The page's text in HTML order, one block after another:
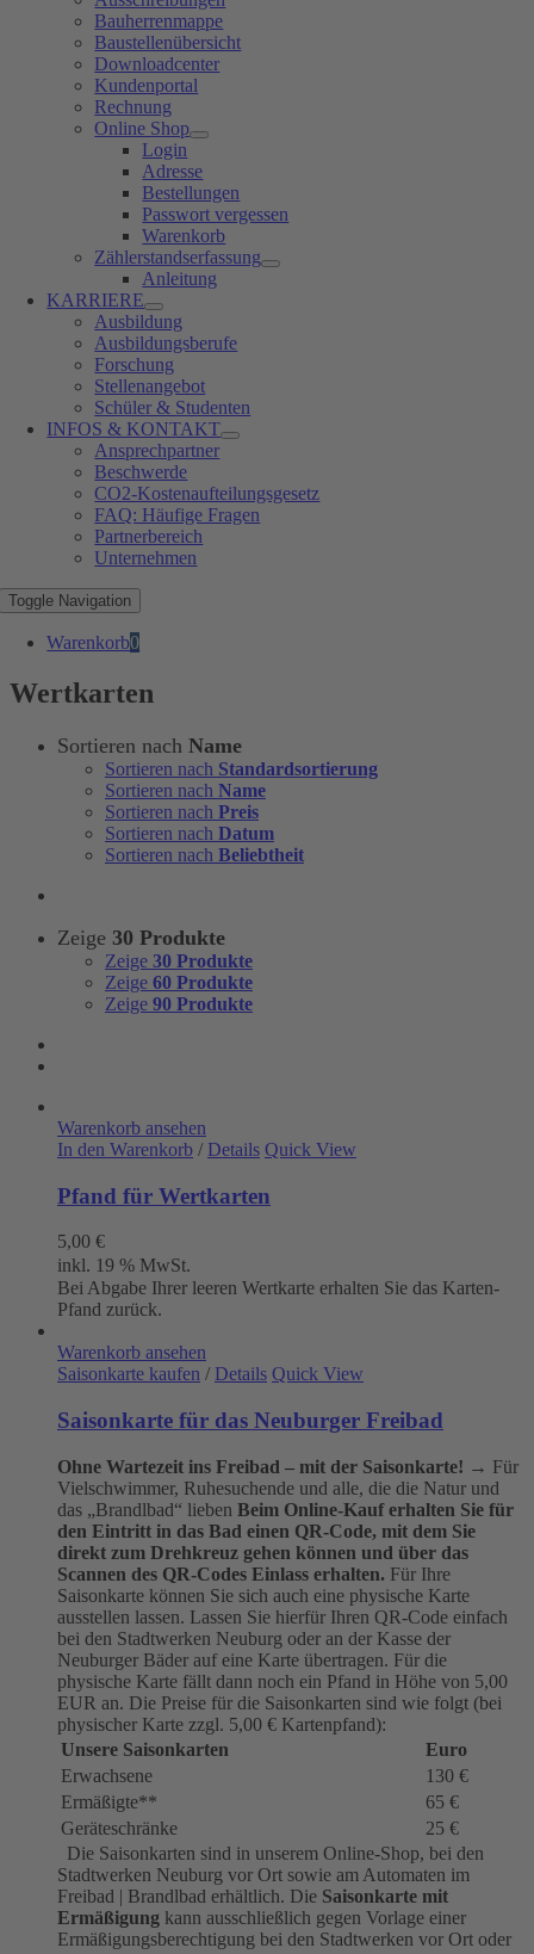
Bauherrenmappe
Baustellenübersicht
Downloadcenter
Kundenportal
Rechnung
Online Shop
Login
Adresse
Bestellungen
Passwort vergessen
Warenkorb
Zählerstandserfassung
Anleitung
KARRIERE
Ausbildung
Ausbildungsberufe
Forschung
Stellenangebot
Schüler & Studenten
INFOS & KONTAKT
Ansprechpartner
Beschwerde
CO2-Kostenaufteilungsgesetz
FAQ: Häufige Fragen
Partnerbereich
Unternehmen
Toggle Navigation
Warenkorb0
Wertkarten
Sortieren nach Name
Sortieren nach Standardsortierung
Sortieren nach Name
Sortieren nach Preis
Sortieren nach Datum
Sortieren nach Beliebtheit
Zeige 30 Produkte
Zeige 30 Produkte
Zeige 60 Produkte
Zeige 90 Produkte
Warenkorb ansehen
In den Warenkorb / Details Quick View
Pfand für Wertkarten
5,00 €
inkl. 19 % MwSt.
Bei Abgabe Ihrer leeren Wertkarte erhalten Sie das Karten-
Pfand zurück.
Warenkorb ansehen
Saisonkarte kaufen / Details Quick View
Saisonkarte für das Neuburger Freibad
Ohne Wartezeit ins Freibad – mit der Saisonkarte! → Für
Vielschwimmer, Ruhesuchende und alle, die die Natur und
das „Brandlbad“ lieben Beim Online-Kauf erhalten Sie für
den Eintritt in das Bad einen QR-Code, mit dem Sie
direkt zum Drehkreuz gehen können und über das
Scannen des QR-Codes Einlass erhalten. Für Ihre
Saisonkarte können Sie sich auch eine physische Karte
ausstellen lassen. Lassen Sie hierfür Ihren QR-Code einfach
bei den Stadtwerken Neuburg oder an der Kasse der
Neuburger Bäder auf eine Karte übertragen. Für die
physische Karte fällt dann noch ein Pfand in Höhe von 5,00
EUR an. Die Preise für die Saisonkarten sind wie folgt (bei
physischer Karte zzgl. 5,00 € Kartenpfand):
Unsere Saisonkarten
Euro
Erwachsene
130 €
Ermäßigte**
65 €
Geräteschränke
25 €
Die Saisonkarten sind in unserem Online-Shop, bei den
Stadtwerken Neuburg vor Ort sowie am Automaten im
Freibad | Brandlbad erhältlich. Die Saisonkarte mit
Ermäßigung kann ausschließlich gegen Vorlage einer
Ermäßigungsberechtigung bei den Stadtwerken vor Ort oder